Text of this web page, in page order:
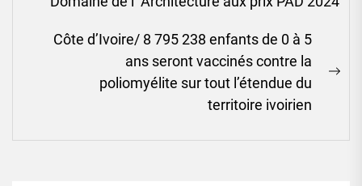
post:
Côte d’Ivoire/ 8 795 238 enfants de 0 à 5
ans seront vaccinés contre la
poliomyélite sur tout l’étendue du
territoire ivoirien